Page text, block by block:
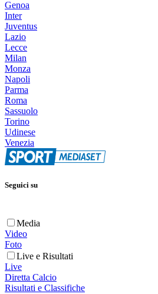
Genoa
Inter
Juventus
Lazio
Lecce
Milan
Monza
Napoli
Parma
Roma
Sassuolo
Torino
Udinese
Venezia
Seguici su
Media
Video
Foto
Live e Risultati
Live
Diretta Calcio
Risultati e Classifiche